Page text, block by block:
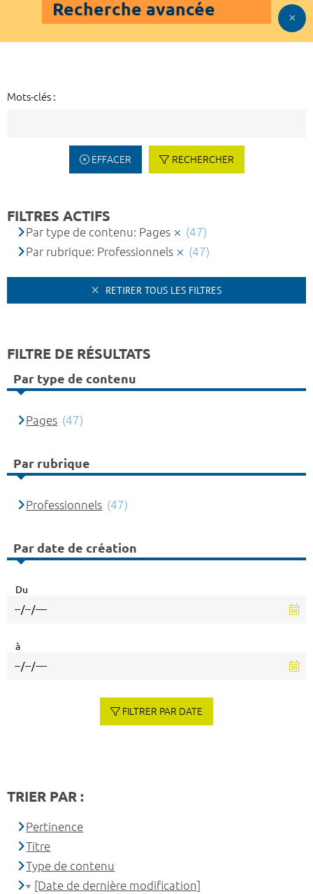
Recherche avancée
Mots-clés :
EFFACER RECHERCHER
FILTRES ACTIFS
Par type de contenu: Pages
(47)
Par rubrique: Professionnels
(47)
RETIRER TOUS LES FILTRES
FILTRE DE RÉSULTATS
Par type de contenu
Pages (47)
Par rubrique
Professionnels (47)
Par date de création
Du
à
FILTRER PAR DATE
TRIER PAR :
Pertinence
Titre
Type de contenu
[Date de dernière modification]